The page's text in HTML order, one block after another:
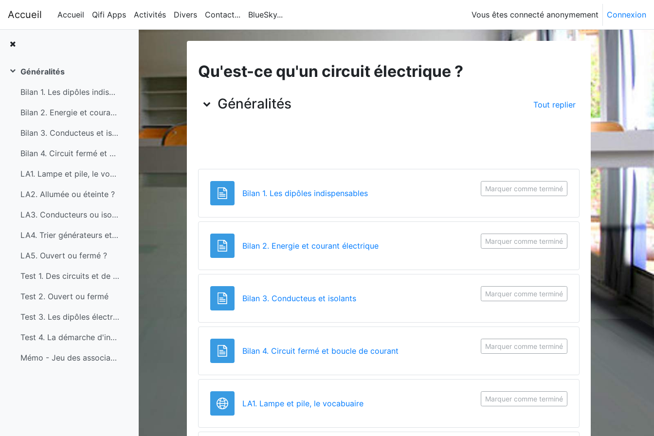
Accueil Accueil Qifi Apps Activités Divers Contact... BlueSky... Vous êtes connecté anonymement Connexion
Replier
Généralités
Bilan 1. Les dipôles indispensables
Bilan 2. Energie et courant électrique
Bilan 3. Conducteus et isolants
Bilan 4. Circuit fermé et boucle de courant
LA1. Lampe et pile, le vocabuaire
LA2. Allumée ou éteinte ?
LA3. Conducteurs ou isolant
LA4. Trier générateurs et récepteurs
LA5. Ouvert ou fermé ?
Test 1. Des circuits et de l'énergie
Test 2. Ouvert ou fermé
Test 3. Les dipôles électriques
Test 4. La démarche d'investigation - video+qcm
Mémo - Jeu des associations
Qu'est-ce qu'un circuit électrique ?
Aperçu des sections
Généralités Tout replier
Bilan 1. Les dipôles indispensablesPage Marquer comme terminé
Bilan 2. Energie et courant électriquePage Marquer comme terminé
Bilan 3. Conducteus et isolantsPage Marquer comme terminé
Bilan 4. Circuit fermé et boucle de courantPage Marquer comme terminé
LA1. Lampe et pile, le vocabuaireURL Marquer comme terminé